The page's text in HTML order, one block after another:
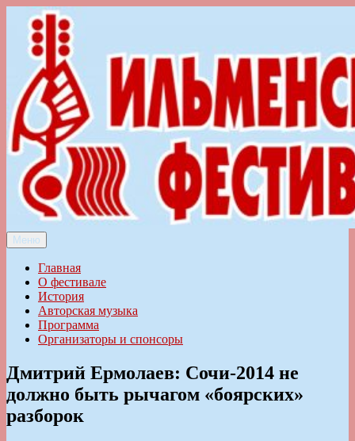
Перейти
содержимому
Ильменский фестиваль авторской песни
Меню
Главная
О фестивале
История
Авторская музыка
Программа
Организаторы и спонсоры
Дмитрий Ермолаев: Сочи-2014 не
должно быть рычагом «боярских»
разборок